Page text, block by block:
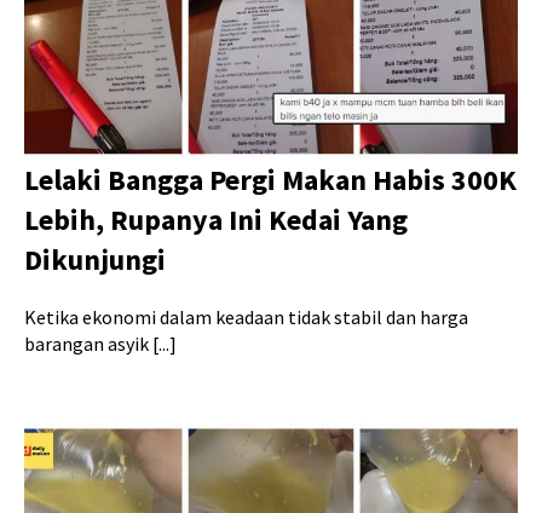
Lelaki Bangga Pergi Makan Habis 300K
Lebih, Rupanya Ini Kedai Yang
Dikunjungi
Ketika ekonomi dalam keadaan tidak stabil dan harga
barangan asyik [...]